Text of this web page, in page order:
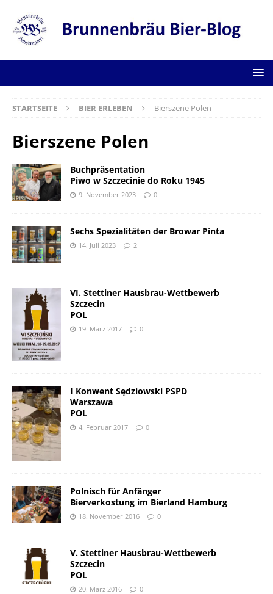
STARTSEITE BIER ERLEBEN Bierszene Polen
Bierszene Polen
Buchpräsentation
Piwo w Szczecinie do Roku 1945
9. November 2023 0
Sechs Spezialitäten der Browar Pinta
14. Juli 2023 2
VI. Stettiner Hausbrau-Wettbewerb
Szczecin
POL
19. März 2017 0
I Konwent Sędziowski PSPD
Warszawa
POL
4. Februar 2017 0
Polnisch für Anfänger
Bierverkostung im Bierland Hamburg
18. November 2016 0
V. Stettiner Hausbrau-Wettbewerb
Szczecin
POL
20. März 2016 0